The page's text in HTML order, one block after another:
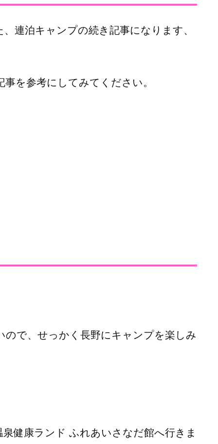
連泊キャンプの続き記事になります、
を参考にしてみてください。
で、せっかく長野にキャンプを楽しみ
健康ランド ふれあいさなだ館へ行きま